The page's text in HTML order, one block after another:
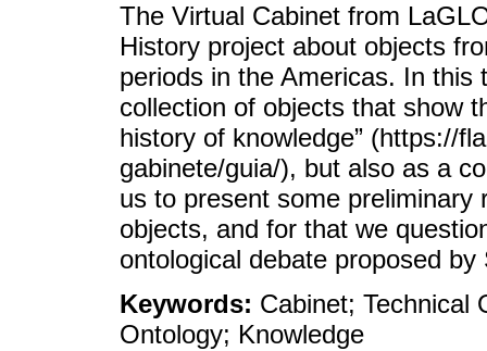
The Virtual Cabinet from
History project about objects
periods in the Americas. In
collection of objects that show
history of knowledge” (https://
gabinete/guia/), but also as a
us to present some preliminary
objects, and for that we
ontological debate proposed
Keywords: Cabinet; Technical
Ontology; Knowledge